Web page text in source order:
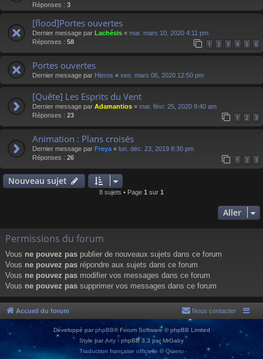
Réponses : 3
[flood]Portes ouvertes
Dernier message par Lachésis « mar. mars 10, 2020 4:11 pm
Réponses : 58 1 2 3 4 5 6
Portes ouvertes
Dernier message par Hieros « ven. mars 06, 2020 12:50 pm
[Quête] Les Esprits du Vent
Dernier message par Adamantios « mar. févr. 25, 2020 9:40 am
Réponses : 23 1 2 3
Animation : Plans croisés
Dernier message par Freya « lun. déc. 23, 2019 8:30 pm
Réponses : 26 1 2 3
Nouveau sujet
8 sujets • Page 1 sur 1
Aller
Permissions du forum
Vous ne pouvez pas publier de nouveaux sujets dans ce forum
Vous ne pouvez pas répondre aux sujets dans ce forum
Vous ne pouvez pas modifier vos messages dans ce forum
Vous ne pouvez pas supprimer vos messages dans ce forum
Accueil du forum Nous contacter
Développé par phpBB® Forum Software © phpBB Limited
Style parArty - phpBB 3.3 par MrGaby
Traduction française officielle ©Qiaeru